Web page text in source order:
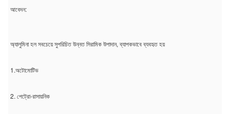
আবেদন:
অ্যালুমিনা হল সবচেয়ে সুপরিচিত উন্নত সিরামিক উপাদান, ব্যাপকভাবে ব্যবহৃত হয়
1.অটোমোটিভ
2. পেট্রো-রাসায়নিক